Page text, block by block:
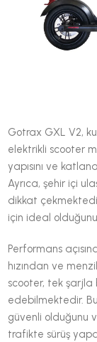
Gotrax GXL V2,
elektrikli scooter
yapısını ve
Ayrıca, şehir içi
dikkat
için ideal
Performans
hızından ve
scooter, tek
edebilmektedir.
güvenli olduğunu
trafikte sürüş